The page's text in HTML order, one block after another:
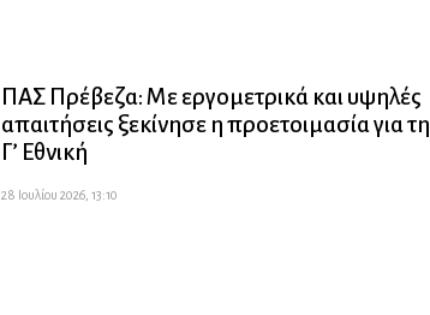
ΠΑΣ Πρέβεζα: Με εργομετρικά και υψηλές
απαιτήσεις ξεκίνησε η προετοιμασία για τη
Γ’ Εθνική
28 Ιουλίου 2026, 13:10